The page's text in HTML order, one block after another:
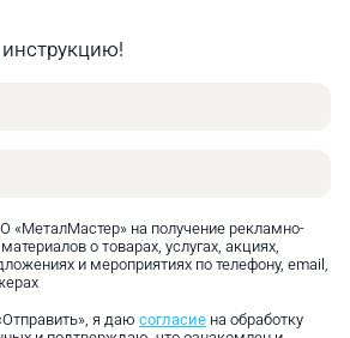
мм
мм
тяжелых радиальных
массивных заготовок и
режимов резания
«МеталМастер» на получение рекламно-
о товарах, услугах, акциях,
и мероприятиях по телефону, email,
я даю согласие на обработку